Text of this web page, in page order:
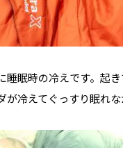
眠時の冷えです。起
が冷えてぐっすり眠れ